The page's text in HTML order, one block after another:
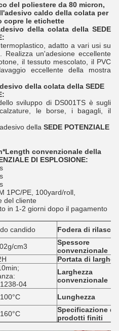
del poliestere da 80 micron,
caldo della colata per
copre le etichette
della colatadella SEDE
adatto a vari usi su
un'adesione eccellente
il tessuto mescolato, il PVC
eccellente della mostra
della colata della SEDE
:
sviluppo di DS001TS è sugli
le borse, i bagagli, il
della SEDE POTENZIALE
convenzionale della
DI ESPLOSIONE:
1PC/PE, 100yard/roll,
del cliente
in 1-2 giorni dopo il pagamento
candido Fodera di rilascio
cm3
Spessore
convenzionale
Portata di
04
Larghezza
convenzionale
Lunghezza
Specificazione
prodotti finiti